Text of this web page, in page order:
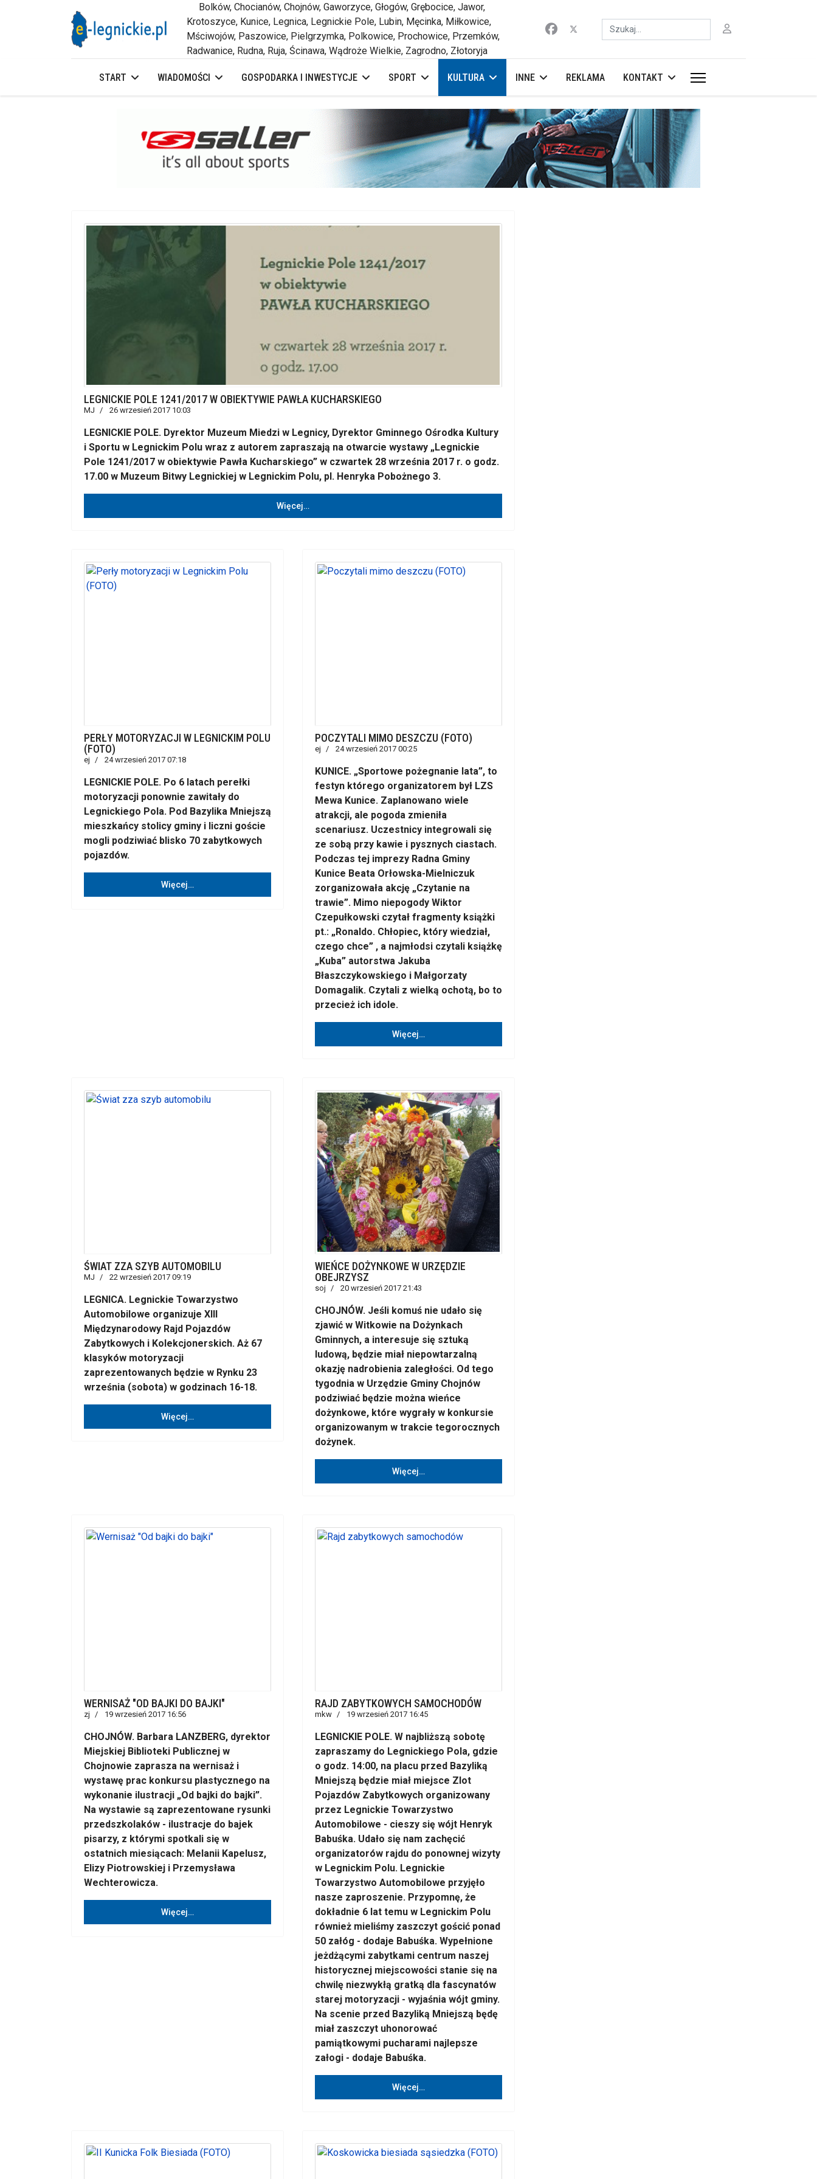
Bolków, Chocianów, Chojnów, Gaworzyce, Głogów, Grębocice, Jawor,
Krotoszyce, Kunice, Legnica, Legnickie Pole, Lubin, Męcinka, Miłkowice,
Mściwojów, Paszowice, Pielgrzymka, Polkowice, Prochowice, Przemków,
Radwanice, Rudna, Ruja, Ścinawa, Wądroże Wielkie, Zagrodno, Złotoryja
Szukaj
START WIADOMOŚCI GOSPODARKA I INWESTYCJE SPORT KULTURA INNE REKLAMA KONTAKT
LEGNICKIE POLE 1241/2017 W OBIEKTYWIE PAWŁA KUCHARSKIEGO
MJ 26 wrzesień 2017 10:03
LEGNICKIE POLE. Dyrektor Muzeum Miedzi w Legnicy, Dyrektor Gminnego Ośrodka Kultury
i Sportu w Legnickim Polu wraz z autorem zapraszają na otwarcie wystawy „Legnickie
Pole 1241/2017 w obiektywie Pawła Kucharskiego” w czwartek 28 września 2017 r. o godz.
17.00 w Muzeum Bitwy Legnickiej w Legnickim Polu, pl. Henryka Pobożnego 3.
Więcej…
PERŁY MOTORYZACJI W LEGNICKIM POLU
(FOTO)
ej 24 wrzesień 2017 07:18
LEGNICKIE POLE. Po 6 latach perełki
motoryzacji ponownie zawitały do
Legnickiego Pola. Pod Bazylika Mniejszą
mieszkańcy stolicy gminy i liczni goście
mogli podziwiać blisko 70 zabytkowych
pojazdów.
Więcej…
POCZYTALI MIMO DESZCZU (FOTO)
ej 24 wrzesień 2017 00:25
KUNICE. „Sportowe pożegnanie lata”, to
festyn którego organizatorem był LZS
Mewa Kunice. Zaplanowano wiele
atrakcji, ale pogoda zmieniła
scenariusz. Uczestnicy integrowali się
ze sobą przy kawie i pysznych ciastach.
Podczas tej imprezy Radna Gminy
Kunice Beata Orłowska-Mielniczuk
zorganizowała akcję „Czytanie na
trawie”. Mimo niepogody Wiktor
Czepułkowski czytał fragmenty książki
pt.: „Ronaldo. Chłopiec, który wiedział,
czego chce” , a najmłodsi czytali książkę
„Kuba” autorstwa Jakuba
Błaszczykowskiego i Małgorzaty
Domagalik. Czytali z wielką ochotą, bo to
przecież ich idole.
Więcej…
ŚWIAT ZZA SZYB AUTOMOBILU
MJ 22 wrzesień 2017 09:19
LEGNICA. Legnickie Towarzystwo
Automobilowe organizuje XIII
Międzynarodowy Rajd Pojazdów
Zabytkowych i Kolekcjonerskich. Aż 67
klasyków motoryzacji
zaprezentowanych będzie w Rynku 23
września (sobota) w godzinach 16-18.
Więcej…
WIEŃCE DOŻYNKOWE W URZĘDZIE
OBEJRZYSZ
soj 20 wrzesień 2017 21:43
CHOJNÓW. Jeśli komuś nie udało się
zjawić w Witkowie na Dożynkach
Gminnych, a interesuje się sztuką
ludową, będzie miał niepowtarzalną
okazję nadrobienia zaległości. Od tego
tygodnia w Urzędzie Gminy Chojnów
podziwiać będzie można wieńce
dożynkowe, które wygrały w konkursie
organizowanym w trakcie tegorocznych
dożynek.
Więcej…
WERNISAŻ "OD BAJKI DO BAJKI"
zj 19 wrzesień 2017 16:56
CHOJNÓW. Barbara LANZBERG, dyrektor
Miejskiej Biblioteki Publicznej w
Chojnowie zaprasza na wernisaż i
wystawę prac konkursu plastycznego na
wykonanie ilustracji „Od bajki do bajki”.
Na wystawie są zaprezentowane rysunki
przedszkolaków - ilustracje do bajek
pisarzy, z którymi spotkali się w
ostatnich miesiącach: Melanii Kapelusz,
Elizy Piotrowskiej i Przemysława
Wechterowicza.
Więcej…
RAJD ZABYTKOWYCH SAMOCHODÓW
mkw 19 wrzesień 2017 16:45
LEGNICKIE POLE. W najbliższą sobotę
zapraszamy do Legnickiego Pola, gdzie
o godz. 14:00, na placu przed Bazyliką
Mniejszą będzie miał miejsce Zlot
Pojazdów Zabytkowych organizowany
przez Legnickie Towarzystwo
Automobilowe - cieszy się wójt Henryk
Babuśka. Udało się nam zachęcić
organizatorów rajdu do ponownej wizyty
w Legnickim Polu. Legnickie
Towarzystwo Automobilowe przyjęło
nasze zaproszenie. Przypomnę, że
dokładnie 6 lat temu w Legnickim Polu
również mieliśmy zaszczyt gościć ponad
50 załóg - dodaje Babuśka. Wypełnione
jeżdżącymi zabytkami centrum naszej
historycznej miejscowości stanie się na
chwilę niezwykłą gratką dla fascynatów
starej motoryzacji - wyjaśnia wójt gminy.
Na scenie przed Bazyliką Mniejszą będę
miał zaszczyt uhonorować
pamiątkowymi pucharami najlepsze
załogi - dodaje Babuśka.
Więcej…